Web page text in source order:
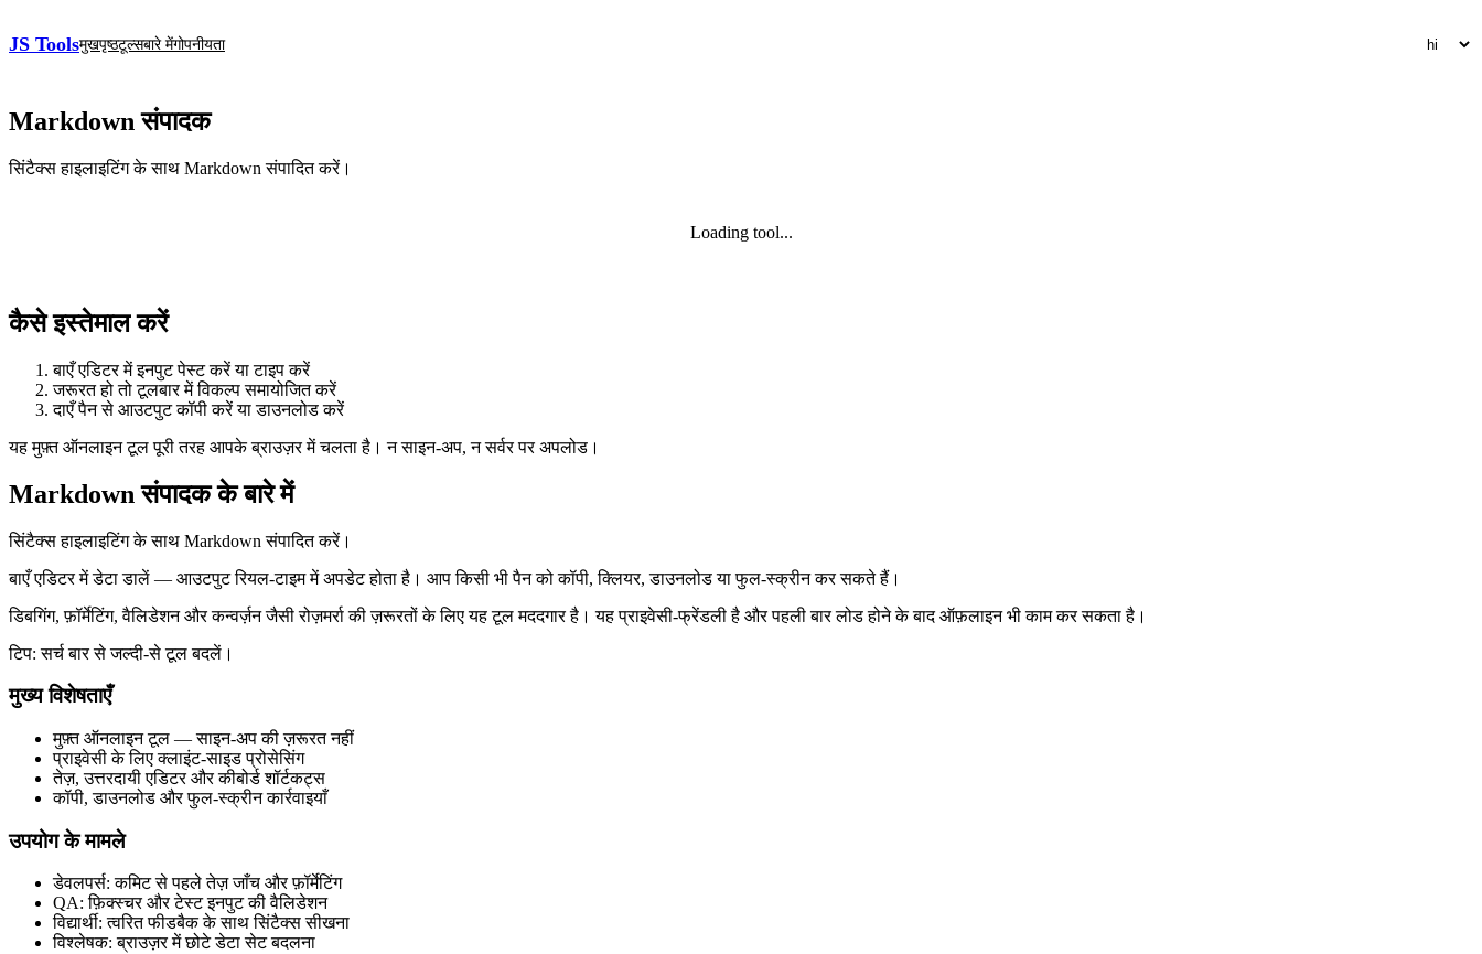
JS Toolsमुखपृष्ठटूल्सबारे मेंगोपनीयता
Markdown संपादक
सिंटैक्स हाइलाइटिंग के साथ Markdown संपादित करें।
Loading tool...
कैसे इस्तेमाल करें
बाएँ एडिटर में इनपुट पेस्ट करें या टाइप करें
जरूरत हो तो टूलबार में विकल्प समायोजित करें
दाएँ पैन से आउटपुट कॉपी करें या डाउनलोड करें
यह मुफ़्त ऑनलाइन टूल पूरी तरह आपके ब्राउज़र में चलता है। न साइन‑अप, न सर्वर पर अपलोड।
Markdown संपादक के बारे में
सिंटैक्स हाइलाइटिंग के साथ Markdown संपादित करें।
बाएँ एडिटर में डेटा डालें — आउटपुट रियल‑टाइम में अपडेट होता है। आप किसी भी पैन को कॉपी, क्लियर, डाउनलोड या फुल‑स्क्रीन कर सकते हैं।
डिबगिंग, फ़ॉर्मेटिंग, वैलिडेशन और कन्वर्ज़न जैसी रोज़मर्रा की ज़रूरतों के लिए यह टूल मददगार है। यह प्राइवेसी‑फ्रेंडली है और पहली बार लोड होने के बाद ऑफ़लाइन भी काम कर सकता है।
टिप: सर्च बार से जल्दी‑से टूल बदलें।
मुख्य विशेषताएँ
मुफ़्त ऑनलाइन टूल — साइन‑अप की ज़रूरत नहीं
प्राइवेसी के लिए क्लाइंट‑साइड प्रोसेसिंग
तेज़, उत्तरदायी एडिटर और कीबोर्ड शॉर्टकट्स
कॉपी, डाउनलोड और फुल‑स्क्रीन कार्रवाइयाँ
उपयोग के मामले
डेवलपर्स: कमिट से पहले तेज़ जाँच और फ़ॉर्मेटिंग
QA: फ़िक्स्चर और टेस्ट इनपुट की वैलिडेशन
विद्यार्थी: त्वरित फीडबैक के साथ सिंटैक्स सीखना
विश्लेषक: ब्राउज़र में छोटे डेटा सेट बदलना